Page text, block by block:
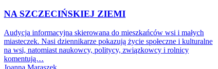
NA SZCZECIŃSKIEJ ZIEMI
Audycja informacyjna skierowana do mieszkańców wsi i małych
miasteczek. Nasi dziennikarze pokazują życie społeczne i kulturalne
na wsi, natomiast naukowcy, politycy, związkowcy i rolnicy
komentują…
Joanna Maraszek